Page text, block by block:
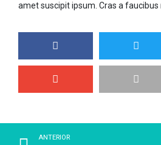
amet suscipit ipsum. Cras a faucibus
ANTERIOR